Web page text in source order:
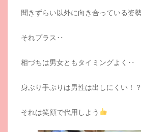
聞きずらい以外に向き合っている姿
それプラス‥
相づちは男女ともタイミングよく‥
身ぶり手ぶりは男性は出しにくい！？
それは笑顔で代用しよう